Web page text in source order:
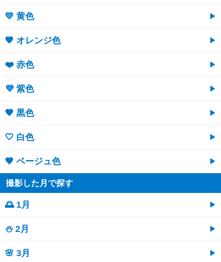
💛 黄色
🧡 オレンジ色
❤️ 赤色
💜 紫色
🖤 黒色
🤍 白色
🤎 ベージュ色
撮影した月で探す
🌅 1月
⛄ 2月
🌸 3月